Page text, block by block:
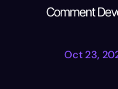
Comment
Oct 23,